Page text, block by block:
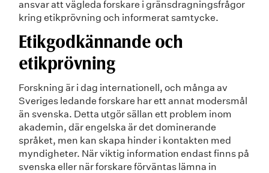
ansvar att vägleda forskare i gränsdragningsfrågor
kring etikprövning och informerat samtycke.
Etikgodkännande och
etikprövning
Forskning är i dag internationell, och många av
Sveriges ledande forskare har ett annat modersmål
än svenska. Detta utgör sällan ett problem inom
akademin, där engelska är det dominerande
språket, men kan skapa hinder i kontakten med
myndigheter. När viktig information endast finns på
svenska eller när forskare förväntas lämna in